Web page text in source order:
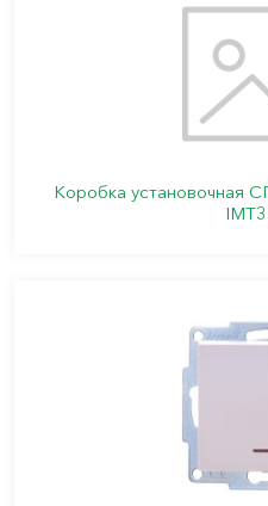
Коробка установочная